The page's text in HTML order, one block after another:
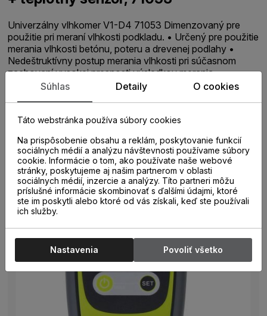
Univerzálny vlhkomer V1-D4 71053 Dimenzovaný pre
použitie pri meraní vlhkosti podkladu. • Určený pre použitie
merania vlhkosti betónu, poteru a drevenej podlahy •
Nedeštruktívny postup merania vlhkosti pri súčasnom
zachovaní vysokej presnosti výsledkov merania •
Výsledky merania v reálnom čase na veľmi dobre
Meranie RF je možné pri použití určeného teplotného
Súhlas Detaily O cookies
Táto webstránka používa súbory cookies
Na prispôsobenie obsahu a reklám, poskytovanie funkcií
sociálnych médií a analýzu návštevnosti používame súbory
cookie. Informácie o tom, ako používate naše webové
stránky, poskytujeme aj našim partnerom v oblasti
sociálnych médií, inzercie a analýzy. Títo partneri môžu
príslušné informácie skombinovať s ďalšími údajmi, ktoré
ste im poskytli alebo ktoré od vás získali, keď ste používali
ich služby.
Nastavenia Povoliť všetko